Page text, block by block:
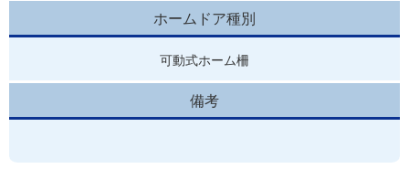
ホームドア種別
可動式ホーム柵
備考